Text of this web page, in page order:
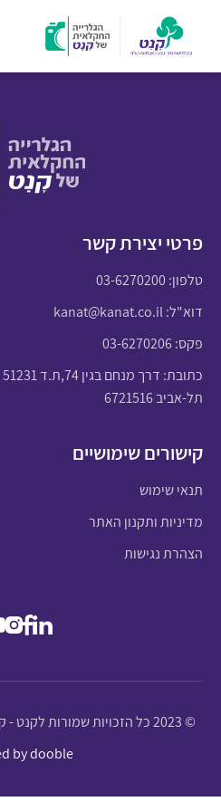
פרטי יצירת קשר
טלפון:03-6270200
דוא"ל:kanat@kanat.co.il
פקס: 03-6270206
כתובת: דרך מנחם בגין 74,ת.ד 51231
תל-אביב 6721516
קישורים שימושיים
תנאי שימוש
מדיניות ותקנון האתר
הצהרת נגישות
© 2023 כל הזכויות שמורות לקנט - קרן לביטוח נזקי טבע בחקלאות
by dooble